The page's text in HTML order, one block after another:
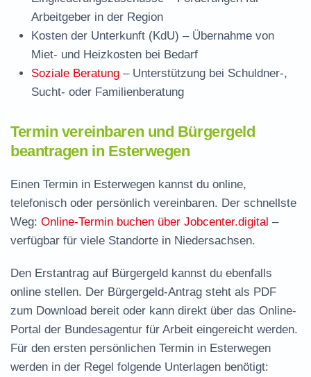
Arbeitgeber in der Region
Kosten der Unterkunft (KdU) – Übernahme von
Miet- und Heizkosten bei Bedarf
Soziale Beratung – Unterstützung bei Schuldner-,
Sucht- oder Familienberatung
Termin vereinbaren und Bürgergeld
beantragen in Esterwegen
Einen Termin in Esterwegen kannst du online,
telefonisch oder persönlich vereinbaren. Der schnellste
Weg: Online-Termin buchen über Jobcenter.digital –
verfügbar für viele Standorte in Niedersachsen.
Den Erstantrag auf Bürgergeld kannst du ebenfalls
online stellen. Der Bürgergeld-Antrag steht als PDF
zum Download bereit oder kann direkt über das Online-
Portal der Bundesagentur für Arbeit eingereicht werden.
Für den ersten persönlichen Termin in Esterwegen
werden in der Regel folgende Unterlagen benötigt: